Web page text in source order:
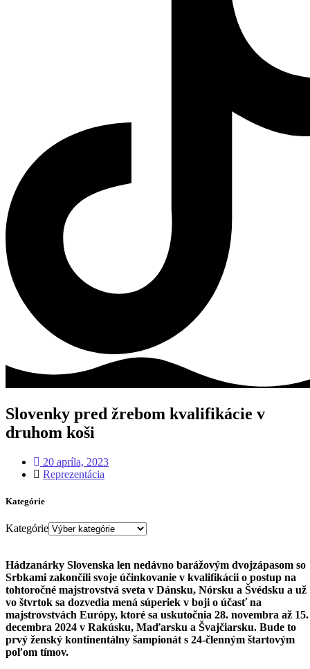
Slovenky pred žrebom kvalifikácie v
druhom koši
20 apríla, 2023
Reprezentácia
Kategórie
Kategórie
Hádzanárky Slovenska len nedávno barážovým dvojzápasom so
Srbkami zakončili svoje účinkovanie v kvalifikácii o postup na
tohtoročné majstrovstvá sveta v Dánsku, Nórsku a Švédsku a už
vo štvrtok sa dozvedia mená súperiek v boji o účasť na
majstrovstvách Európy, ktoré sa uskutočnia 28. novembra až 15.
decembra 2024 v Rakúsku, Maďarsku a Švajčiarsku. Bude to
prvý ženský kontinentálny šampionát s 24-členným štartovým
poľom tímov.